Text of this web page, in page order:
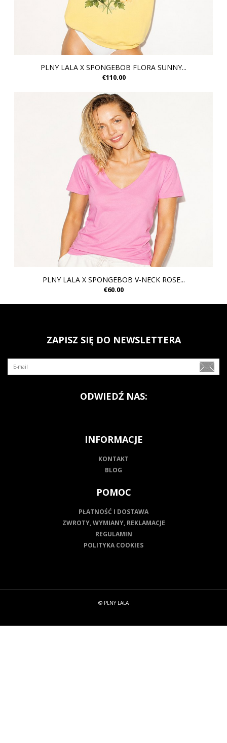
PLNY LALA X SPONGEBOB FLORA SUNNY...
€110.00
PLNY LALA X SPONGEBOB V-NECK ROSE...
€60.00
ZAPISZ SIĘ DO NEWSLETTERA
ODWIEDŹ NAS:
INFORMACJE
KONTAKT
BLOG
POMOC
PŁATNOŚĆ I DOSTAWA
ZWROTY, WYMIANY, REKLAMACJE
REGULAMIN
POLITYKA COOKIES
© PLNY LALA